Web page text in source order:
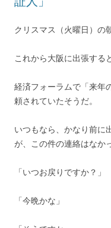
クリスマス（火曜日）の
これから大阪に出張する
経済フォーラムで「来年
頼されていたそうだ。
いつもなら、かなり前に
が、この件の連絡はなか
「いつお戻りですか？」
「今晩かな」